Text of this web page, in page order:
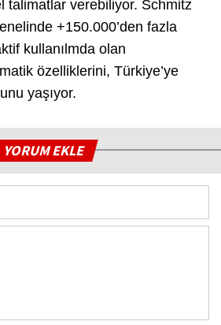
talimatlar verebiliyor. Schmitz
+150.000’den fazla
kullanılmda olan
özelliklerini, Türkiye’ye
yaşıyor.
YORUM EKLE